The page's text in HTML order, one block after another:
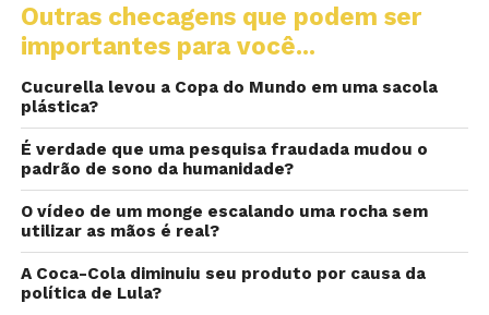
Outras checagens que podem ser
importantes para você...
Cucurella levou a Copa do Mundo em uma sacola
plástica?
É verdade que uma pesquisa fraudada mudou o
padrão de sono da humanidade?
O vídeo de um monge escalando uma rocha sem
utilizar as mãos é real?
A Coca-Cola diminuiu seu produto por causa da
política de Lula?